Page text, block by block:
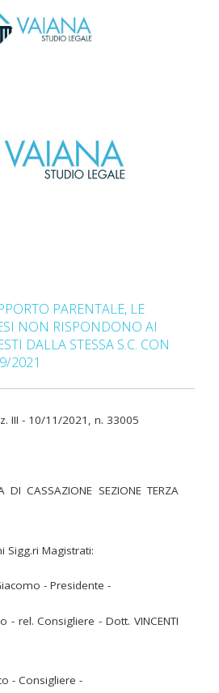
PARENTALE, LE
NON RISPONDONO AI
DALLA STESSA S.C. CON
2021
III - 10/11/2021, n. 33005
DI CASSAZIONE SEZIONE TERZA
Sigg.ri Magistrati:
- Presidente -
- rel. Consigliere - Dott. VINCENTI
- Consigliere -